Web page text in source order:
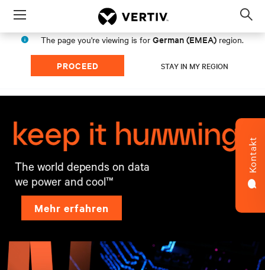
Menu
The page you're viewing is for German (EMEA) region.
PROCEED STAY IN MY REGION
Mehr erfahren
Kontakt